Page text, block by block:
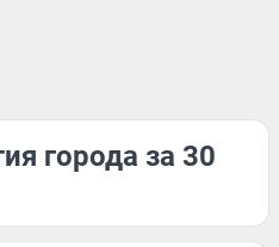
города за 30